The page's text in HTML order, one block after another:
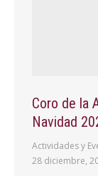
Coro de la
Navidad
Actividades y
28 diciembre,